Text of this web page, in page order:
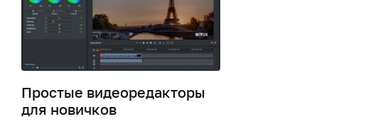
Простые видеоредакторы
для новичков